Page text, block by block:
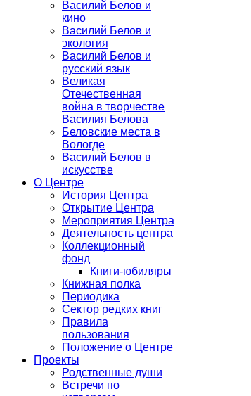
Василий Белов и
кино
Василий Белов и
экология
Василий Белов и
русский язык
Великая
Отечественная
война в творчестве
Василия Белова
Беловские места в
Вологде
Василий Белов в
искусстве
О Центре
История Центра
Открытие Центра
Мероприятия Центра
Деятельность центра
Коллекционный
фонд
Книги-юбиляры
Книжная полка
Периодика
Сектор редких книг
Правила
пользования
Положение о Центре
Проекты
Родственные души
Встречи по